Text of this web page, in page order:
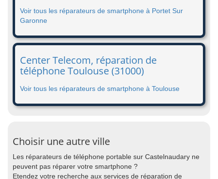
Voir tous les réparateurs de smartphone à Portet Sur
Garonne
Center Telecom, réparation de
téléphone Toulouse (31000)
Voir tous les réparateurs de smartphone à Toulouse
Choisir une autre ville
Les réparateurs de téléphone portable sur Castelnaudary ne
peuvent pas réparer votre smartphone ?
Etendez votre recherche aux services de réparation de